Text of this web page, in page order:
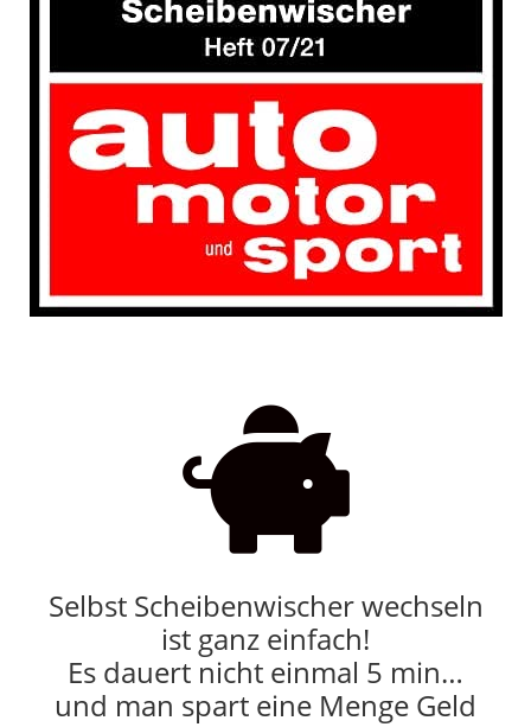

Selbst Scheibenwischer wechseln
ist ganz einfach!
Es dauert nicht einmal 5 min…
und man spart eine Menge Geld